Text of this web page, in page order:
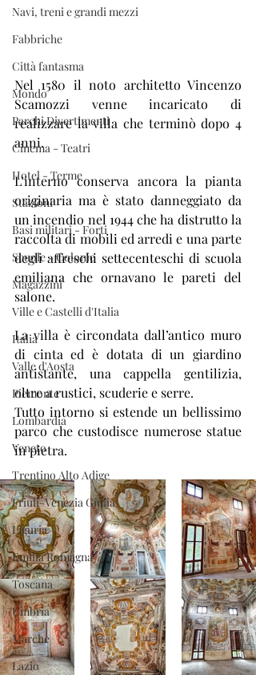
Navi, treni e grandi mezzi
Fabbriche
Città fantasma
Mondo
Parchi Divertimenti
Cinema - Teatri
Hotel - Terme
Stazioni
Basi militari - Forti
Scuole - Colonie
Magazzini
Ville e Castelli d'Italia
Italia
Valle d'Aosta
Piemonte
Lombardia
Veneto
Trentino Alto Adige
Friuli-Venezia Giulia
Liguria
Emilia Romagna
Toscana
Umbria
Marche
Lazio
Nel 1580 il noto architetto Vincenzo
Scamozzi venne incaricato di
realizzare la villa che terminò dopo 4
anni.
L’interno conserva ancora la pianta
originaria ma è stato danneggiato da
un incendio nel 1944 che ha distrutto la
raccolta di mobili ed arredi e una parte
degli affreschi settecenteschi di scuola
emiliana che ornavano le pareti del
salone.
La villa è circondata dall’antico muro
di cinta ed è dotata di un giardino
antistante, una cappella gentilizia,
oltre a rustici, scuderie e serre.
Tutto intorno si estende un bellissimo
parco che custodisce numerose statue
in pietra.